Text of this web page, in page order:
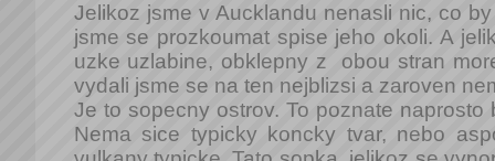
Jelikoz jsme v Aucklandu nenasli nic, co
jsme se prozkoumat spise jeho okoli. A
uzke uzlabine, obklepny z obou stran
vydali jsme se na ten nejblizsi a zaroven
Je to sopecny ostrov. To poznate
Nema sice typicky koncky tvar, nebo